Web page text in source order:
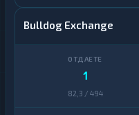
Bulldog Exchange
1
82,3 / 494